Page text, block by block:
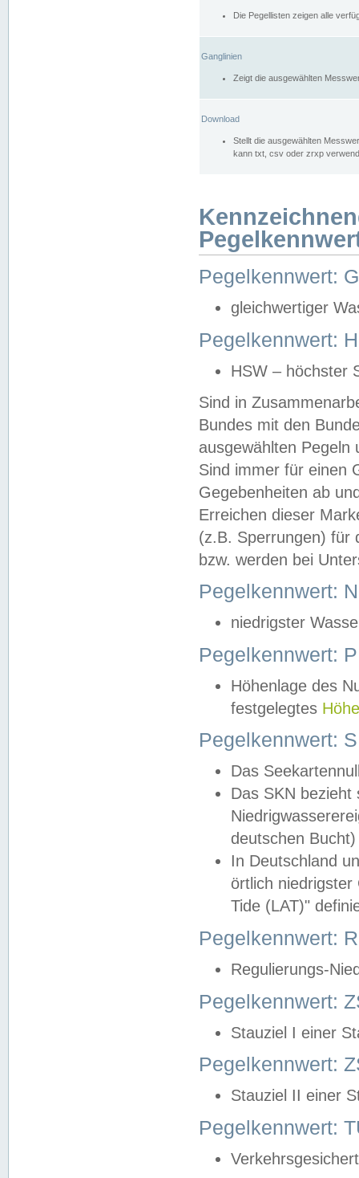
Die Pegellisten zeigen alle
Ganglinien
Zeigt die ausgewählten
Download
Stellt die ausgewählten
kann txt, csv oder zrxp
Pegelkennwert:
gleichwertiger
Pegelkennwert:
HSW – höchster
Sind in
Bundes mit den
ausgewählten
Sind immer für einen
Gegebenheiten ab
Erreichen dieser
(z.B. Sperrungen) für
bzw. werden bei
Pegelkennwert:
niedrigster
Pegelkennwert:
Höhenlage des
festgelegtes
Pegelkennwert:
Das
Das SKN
deutschen
In Deutschland
örtlich
Tide (LAT)"
Pegelkennwert:
Regulierungs-
Pegelkennwert:
Stauziel I einer
Pegelkennwert:
Stauziel II einer
Pegelkennwert: